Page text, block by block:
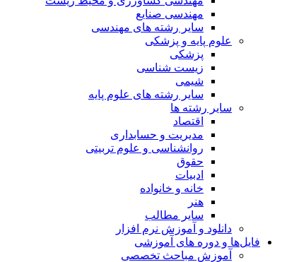
مهندسی صنایع
سایر رشته های مهندسی
علوم پایه و پزشکی
پزشکی
زیست شناسی
شیمی
سایر رشته های علوم پایه
سایر رشته ها
اقتصاد
مدیریت و حسابداری
روانشناسی و علوم تربیتی
حقوق
ادبیات
خانه و خانواده
هنر
سایر مطالب
دانلود و آموزش نرم افزار
فایل‌ها و دوره های آموزشی
آموزش مباحث تخصصی